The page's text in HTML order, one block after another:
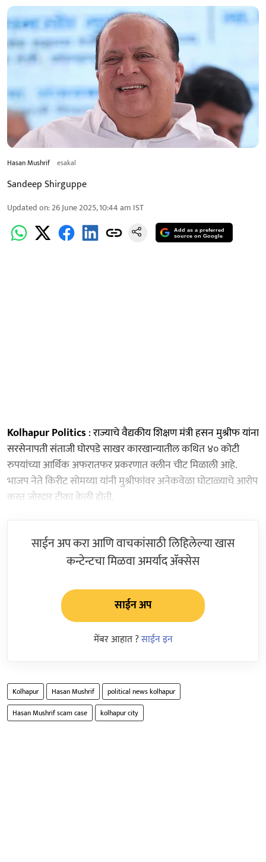
Hasan Mushrif esakal
Sandeep Shirguppe
Updated on:26 June 2025, 10:44 am IST
Add as a preferred
source on Google
Kolhapur Politics: राज्याचे वैद्यकीय शिक्षण मंत्री हसन मुश्रीफ यांना
सरसेनापती संताजी घोरपडे साखर कारखान्यातील कथित ४० कोटी
रुपयांच्या आर्थिक अफरातफर प्रकरणात क्लीन चीट मिळाली आहे.
भाजप नेते किरीट सोमय्या यांनी मुश्रीफांवर अनेकवेळा घोटाळ्याचे आरोप
करत जोरदार टीका केली होती.
साईन अप करा आणि वाचकांसाठी लिहिलेल्या खास
कन्टेन्टचा मिळवा अमर्याद ॲक्सेस
साईन अप
मेंबर आहात ?साईन इन
Kolhapur Hasan Mushrif
political news kolhapur
Hasan Mushrif scam case
kolhapur city